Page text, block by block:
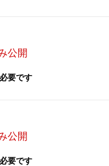
公開
要です
公開
要です